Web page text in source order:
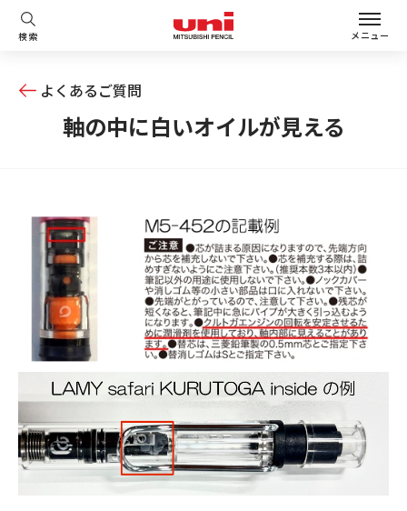
検索 メニュー
よくあるご質問
軸の中に白いオイルが見える